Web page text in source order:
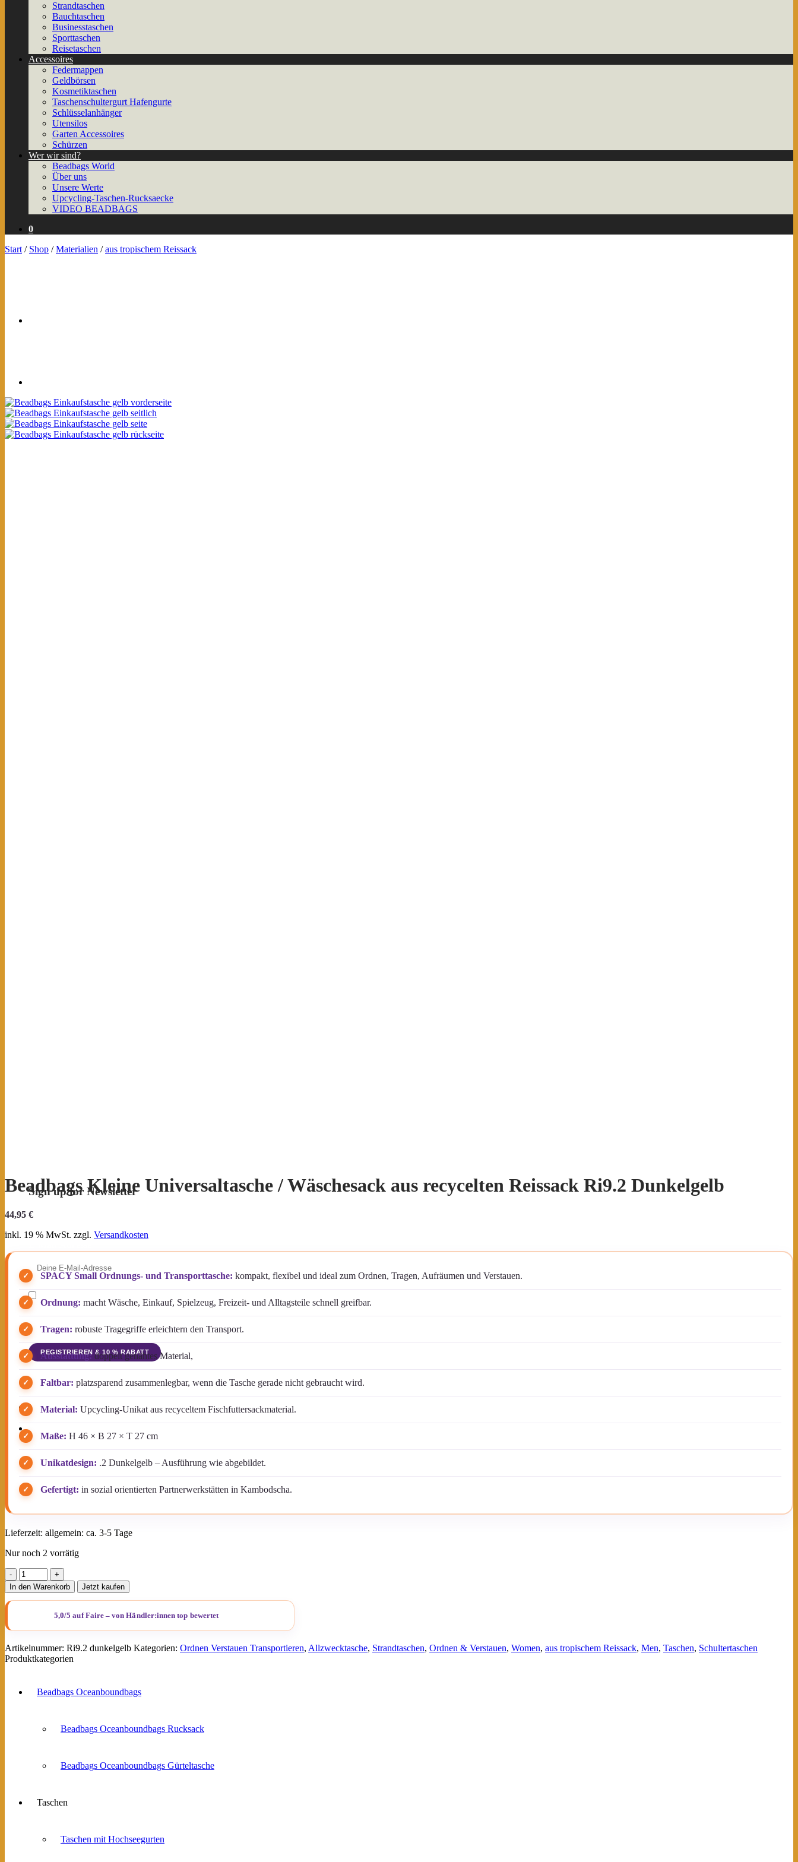
Sign up for Newsletter
Erhalte Neuigkeiten & exklusive Angebote – und
(Neuigkeiten & Angebote). Hinweise zum Datenschutz
Datenschutzerklärung.
Der Rabattcode wird dir nach Bestätigung deiner
Anmeldung per E-Mail zugesendet.
HÄNDLER WERDEN
Newsletter
Strandtaschen
Bauchtaschen
Businesstaschen
Sporttaschen
Reisetaschen
Accessoires
Federmappen
Geldbörsen
Kosmetiktaschen
Taschenschultergurt Hafengurte
Schlüsselanhänger
Utensilos
Garten Accessoires
Schürzen
Wer wir sind?
Beadbags World
Über uns
Unsere Werte
Upcycling-Taschen-Rucksaecke
VIDEO BEADBAGS
0
Start / Shop / Materialien / aus tropischem Reissack
Beadbags Kleine Universaltasche / Wäschesack aus recycelten Reissack Ri9.2 Dunkelgelb
44,95 €
inkl. 19 % MwSt. zzgl. Versandkosten
SPACY Small Ordnungs- und Transporttasche: kompakt, flexibel und ideal zum Ordnen, Tragen, Aufräumen und Verstauen.
Ordnung: macht Wäsche, Einkauf, Spielzeug, Freizeit- und Alltagsteile schnell greifbar.
Tragen: robuste Tragegriffe erleichtern den Transport.
Ausstattung:doppelt genähtes Material,
Faltbar: platzsparend zusammenlegbar, wenn die Tasche gerade nicht gebraucht wird.
Material: Upcycling-Unikat aus recyceltem Fischfuttersackmaterial.
Maße: H 46 × B 27 × T 27 cm
Unikatdesign: .2 Dunkelgelb – Ausführung wie abgebildet.
Gefertigt: in sozial orientierten Partnerwerkstätten in Kambodscha.
Lieferzeit: allgemein: ca. 3-5 Tage
Nur noch 2 vorrätig
Beadbags
Kleine
Universaltasche
Wäschesack
Reissack
Ri9.2
In den Warenkorb Jetzt kaufen
Artikelnummer: Ri9.2 dunkelgelb Kategorien: Ordnen Verstauen Transportieren, Allzwecktasche, Strandtaschen, Ordnen & Verstauen, Women, aus tropischem Reissack, Men, Taschen, Schultertaschen
Produktkategorien
Beadbags Oceanboundbags
Beadbags Oceanboundbags Rucksack
Beadbags Oceanboundbags Gürteltasche
Taschen
Taschen mit Hochseegurten